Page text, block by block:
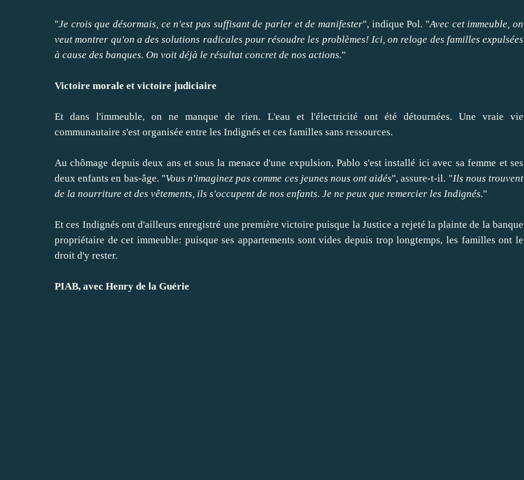
"Je crois que désormais, ce n'est pas suffisant de parler et de manifester", indique Pol. "Avec cet immeuble, on
veut montrer qu'on a des solutions radicales pour résoudre les problèmes! Ici, on reloge des familles expulsées
à cause des banques. On voit déjà le résultat concret de nos actions."
Victoire morale et victoire judiciaire
Et dans l'immeuble, on ne manque de rien. L'eau et l'électricité ont été détournées. Une vraie vie
communautaire s'est organisée entre les Indignés et ces familles sans ressources.
Au chômage depuis deux ans et sous la menace d'une expulsion, Pablo s'est installé ici avec sa femme et ses
deux enfants en bas-âge. "Vous n'imaginez pas comme ces jeunes nous ont aidés", assure-t-il. "Ils nous trouvent
de la nourriture et des vêtements, ils s'occupent de nos enfants. Je ne peux que remercier les Indignés."
Et ces Indignés ont d'ailleurs enregistré une première victoire puisque la Justice a rejeté la plainte de la banque
propriétaire de cet immeuble: puisque ses appartements sont vides depuis trop longtemps, les familles ont le
droit d'y rester.
PIAB, avec Henry de la Guérie